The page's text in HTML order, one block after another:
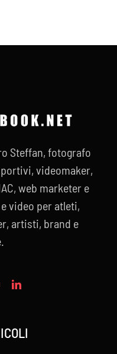
Steffan, fotografo
videomaker,
web marketer e
video per atleti,
artisti, brand e